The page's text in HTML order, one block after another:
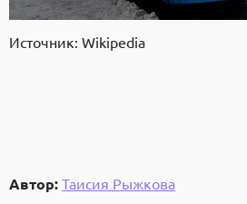
Источник: Wikipedia
Автор: Таисия Рыжкова